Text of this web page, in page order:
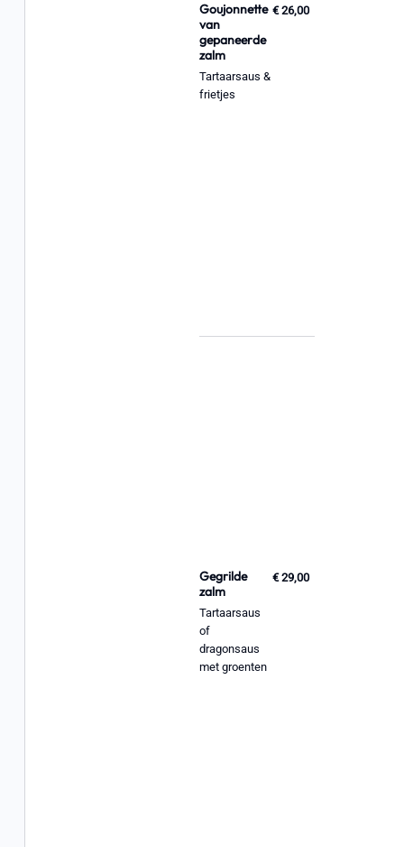
Goujonnette
van
gepaneerde
zalm
Tartaarsaus &
frietjes
€ 26,00
Gegrilde
zalm
Tartaarsaus
of
dragonsaus
met groenten
€ 29,00